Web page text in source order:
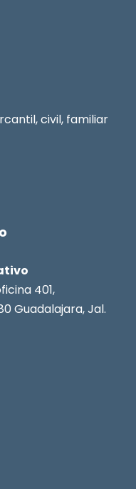
civil, familiar
401,
Guadalajara, Jal.